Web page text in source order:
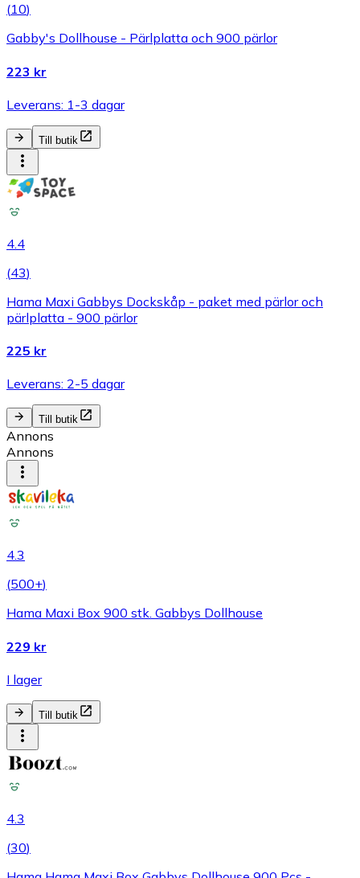
(10)
Gabby's Dollhouse - Pärlplatta och 900 pärlor
223 kr
Leverans: 1-3 dagar
Till butik
4.4
(43)
Hama Maxi Gabbys Dockskåp - paket med pärlor och
pärlplatta - 900 pärlor
225 kr
Leverans: 2-5 dagar
Till butik
Annons
Annons
4.3
(500+)
Hama Maxi Box 900 stk. Gabbys Dollhouse
229 kr
I lager
Till butik
4.3
(30)